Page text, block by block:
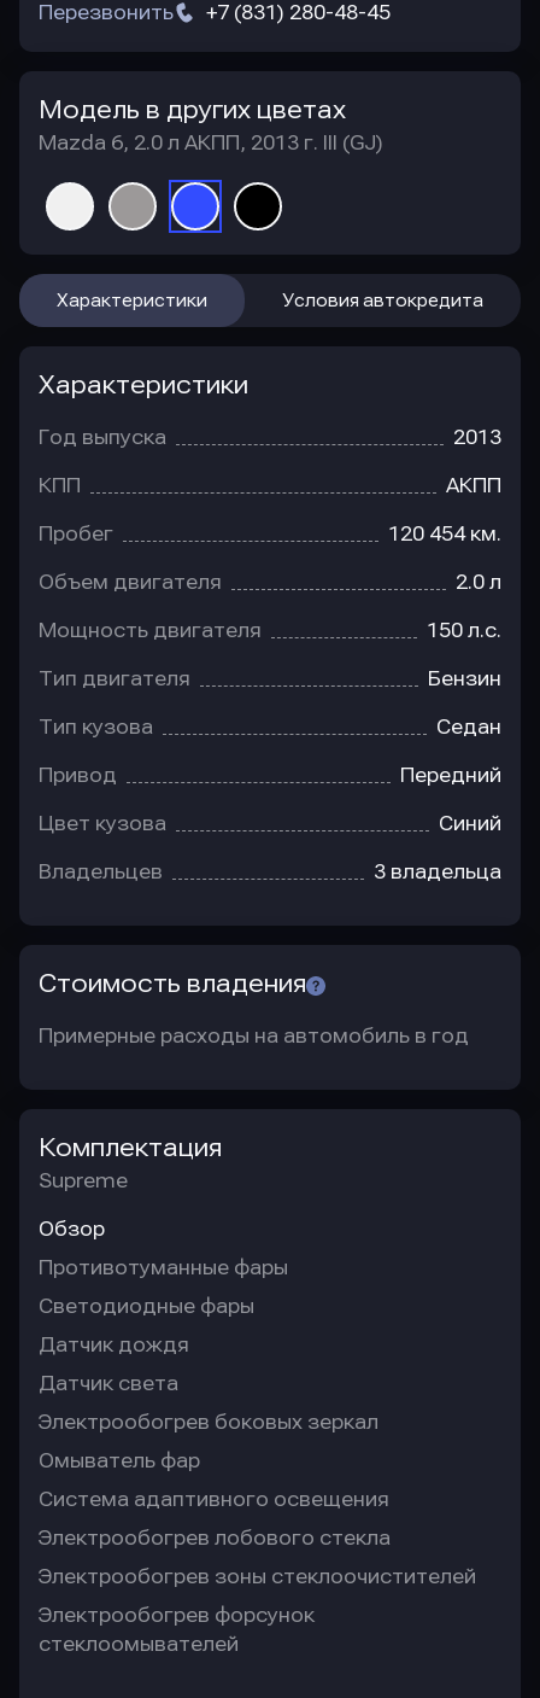
+7 (831) 280-48-45
Перезвонить
Модель в других цветах
Mazda 6, 2.0 л АКПП, 2013 г. III (GJ)
Характеристики Условия автокредита
Характеристики
Год выпуска 2013
КПП АКПП
Пробег 120 454 км.
Объем двигателя 2.0 л
Мощность двигателя 150 л.с.
Тип двигателя Бензин
Тип кузова Седан
Привод Передний
Цвет кузова Синий
Владельцев 3 владельца
Стоимость владения
Примерные расходы на автомобиль в год
Комплектация
Supreme
Обзор
Противотуманные фары
Светодиодные фары
Датчик дождя
Датчик света
Электрообогрев боковых зеркал
Омыватель фар
Система адаптивного освещения
Электрообогрев лобового стекла
Электрообогрев зоны стеклоочистителей
Электрообогрев форсунок
стеклоомывателей